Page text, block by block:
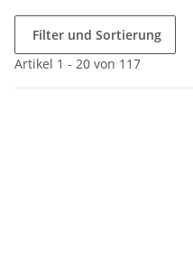
Filter und Sortierung
Artikel 1 - 20 von 117